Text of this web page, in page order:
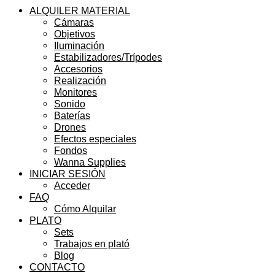
ALQUILER MATERIAL
Cámaras
Objetivos
Iluminación
Estabilizadores/Trípodes
Accesorios
Realización
Monitores
Sonido
Baterías
Drones
Efectos especiales
Fondos
Wanna Supplies
INICIAR SESIÓN
Acceder
FAQ
Cómo Alquilar
PLATO
Sets
Trabajos en plató
Blog
CONTACTO